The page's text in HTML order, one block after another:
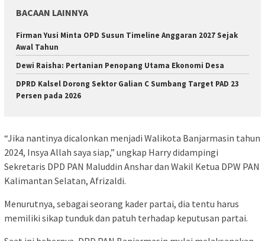
BACAAN LAINNYA
Firman Yusi Minta OPD Susun Timeline Anggaran 2027 Sejak
Awal Tahun
Dewi Raisha: Pertanian Penopang Utama Ekonomi Desa
DPRD Kalsel Dorong Sektor Galian C Sumbang Target PAD 23
Persen pada 2026
“Jika nantinya dicalonkan menjadi Walikota Banjarmasin tahun
2024, Insya Allah saya siap,” ungkap Harry didampingi
Sekretaris DPD PAN Maluddin Anshar dan Wakil Ketua DPW PAN
Kalimantan Selatan, Afrizaldi.
Menurutnya, sebagai seorang kader partai, dia tentu harus
memiliki sikap tunduk dan patuh terhadap keputusan partai.